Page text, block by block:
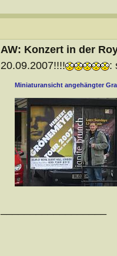
AW: Konzert in der
20.09.2007!!!!
:
Miniaturansicht angehängter